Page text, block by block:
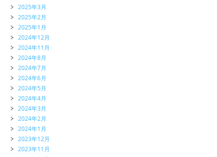
2025年3月
2025年2月
2025年1月
2024年12月
2024年11月
2024年8月
2024年7月
2024年6月
2024年5月
2024年4月
2024年3月
2024年2月
2024年1月
2023年12月
2023年11月